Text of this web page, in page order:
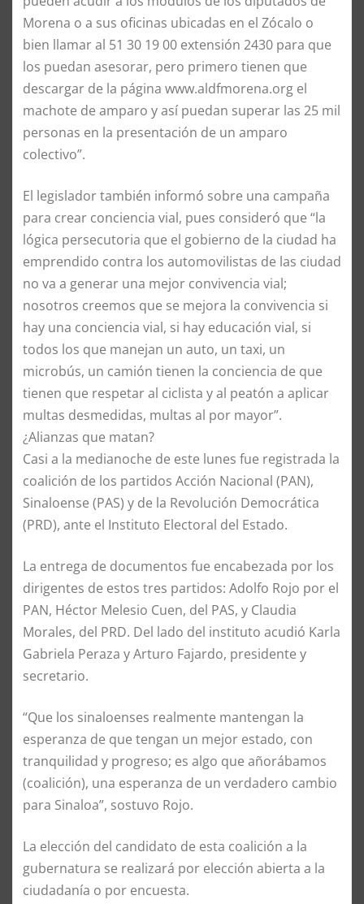
Morena o a sus oficinas ubicadas en el Zócalo o
bien llamar al 51 30 19 00 extensión 2430 para que
los puedan asesorar, pero primero tienen que
descargar de la página www.aldfmorena.org el
machote de amparo y así puedan superar las 25 mil
personas en la presentación de un amparo
colectivo”.
El legislador también informó sobre una campaña
para crear conciencia vial, pues consideró que “la
lógica persecutoria que el gobierno de la ciudad ha
emprendido contra los automovilistas de las ciudad
no va a generar una mejor convivencia vial;
nosotros creemos que se mejora la convivencia si
hay una conciencia vial, si hay educación vial, si
todos los que manejan un auto, un taxi, un
microbús, un camión tienen la conciencia de que
tienen que respetar al ciclista y al peatón a aplicar
multas desmedidas, multas al por mayor”.
¿Alianzas que matan?
Casi a la medianoche de este lunes fue registrada la
coalición de los partidos Acción Nacional (PAN),
Sinaloense (PAS) y de la Revolución Democrática
(PRD), ante el Instituto Electoral del Estado.
La entrega de documentos fue encabezada por los
dirigentes de estos tres partidos: Adolfo Rojo por el
PAN, Héctor Melesio Cuen, del PAS, y Claudia
Morales, del PRD. Del lado del instituto acudió Karla
Gabriela Peraza y Arturo Fajardo, presidente y
secretario.
“Que los sinaloenses realmente mantengan la
esperanza de que tengan un mejor estado, con
tranquilidad y progreso; es algo que añorábamos
(coalición), una esperanza de un verdadero cambio
para Sinaloa”, sostuvo Rojo.
La elección del candidato de esta coalición a la
gubernatura se realizará por elección abierta a la
ciudadanía o por encuesta.